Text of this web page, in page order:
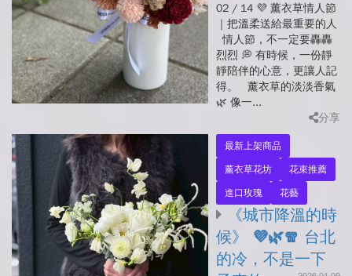
02 / 14 💜 薰衣草情人節
｜把溫柔送給最重要的人
情人節，不一定要轟轟
烈烈 💭 有時候，一份靜
靜陪伴的心意，更讓人記
得。 薰衣草的淡淡香氣
🌿 像一...
分享
最新上架商品
薰衣草花坊
花束推薦
進口玫瑰
花藝
《城市降溫的時
候》 💜🌿🧣 台北
的冷，不是一下